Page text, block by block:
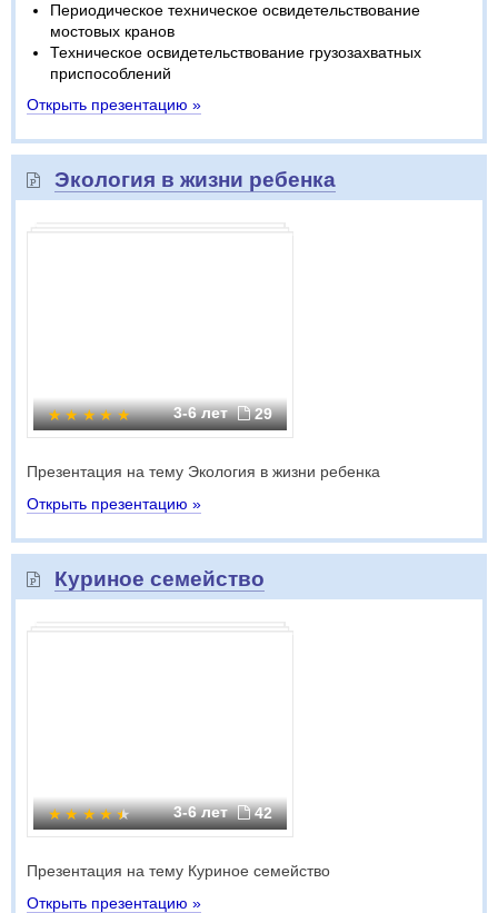
Периодическое техническое освидетельствование
мостовых кранов
Техническое освидетельствование грузозахватных
приспособлений
Открыть презентацию »
Экология в жизни ребенка
3-6 лет 29
Презентация на тему Экология в жизни ребенка
Открыть презентацию »
Куриное семейство
3-6 лет 42
Презентация на тему Куриное семейство
Открыть презентацию »